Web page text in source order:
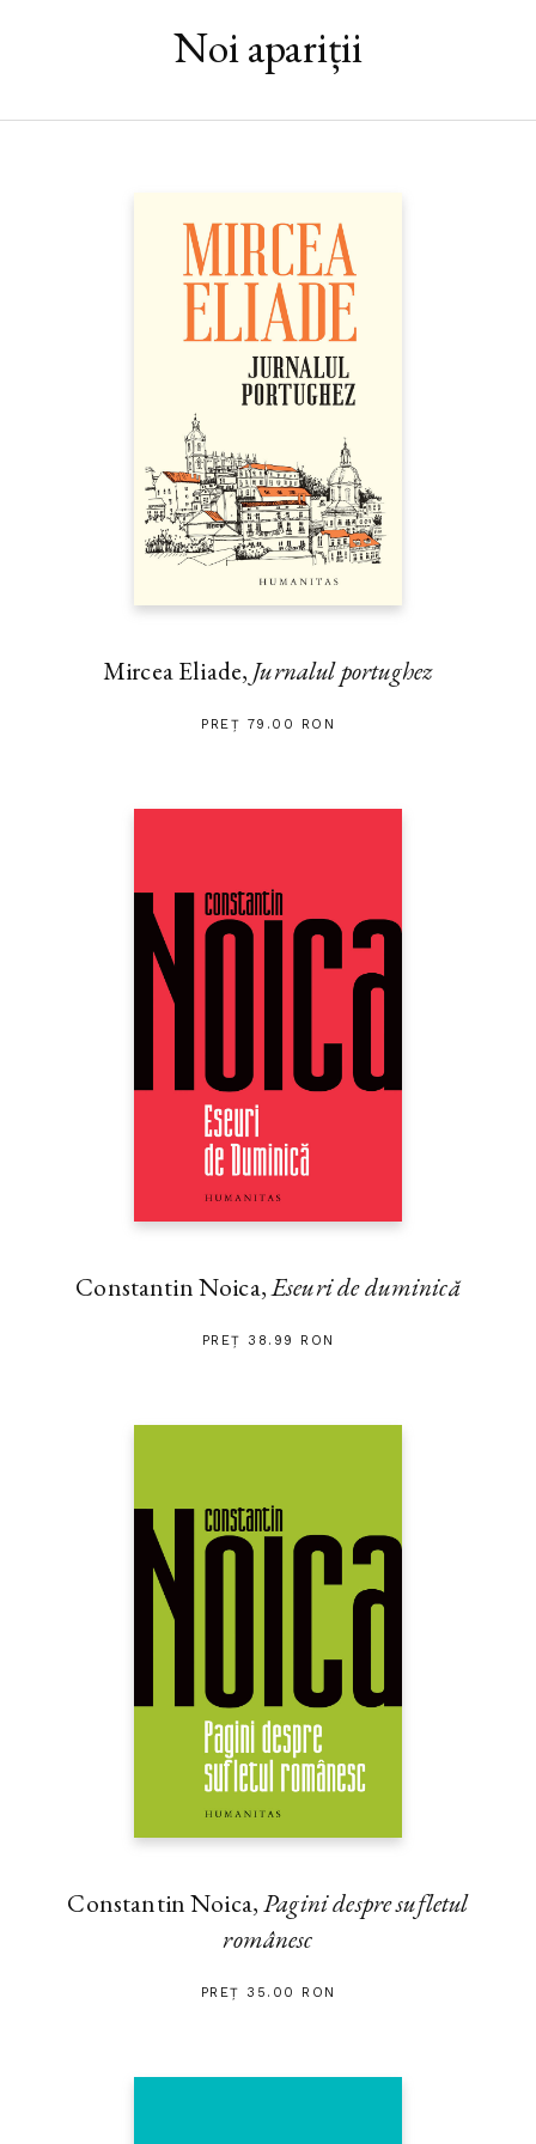
de curiozitatea lui Montaigne pentru situația religiilor și a
coabitării lor în țările de limbă germană. Astfel, cu mai mulți sorți
de izbândă decât ipotetica misiune diplomatică și iluzoria și
arhitectură, locuințe, oameni, obiceiuri, credințe, mâncăruri.
Făcute cu deplină libertate. Călătorul se dovedește atent la tot
ce intră în alcătuirea „condiției umane“, iar călătoria sa dezvăluie
felul în care ne putem bucura de lume.“ — ANTOINE
COMPAGNON, membru al Academiei Franceze
„Ca să scape de tot ce-l apasă, Montaigne călătorește și, de-a
lungul drumului, devine pildă de libertate. Nu-l interesează
curiozitățile turistice, atenția îi e trezită de tot ce este diferit.
Dimpotrivă, când locul e foarte cunoscut preferă să-l ocolească,
fiindcă prea mulți l-au văzut deja și l-au descris înaintea lui. Vrea
să poată judeca fără prejudecăți. Ca în atâtea alte lucruri,
Montaigne ne învață să și călătorim. Bucuria lui supremă este să
vadă oameni, pretutindeni, mereu alți oameni și alte obiceiuri. E
veșnic în căutarea lor, în toate clasele sociale. Se străduiește să
săi tot ce e natural e o curiozitate.“ — STEFAN ZWEIG
(ediția 1570)
Noi apariții
Mircea Eliade, Jurnalul portughez
PREȚ 79.00 RON
Constantin Noica,Eseuri de duminică
PREȚ 38.99 RON
Constantin Noica,Pagini despre sufletul
românesc
PREȚ 35.00 RON